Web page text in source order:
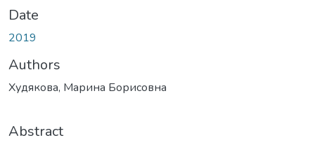
Date
2019
Authors
Худякова, Марина Борисовна
Abstract